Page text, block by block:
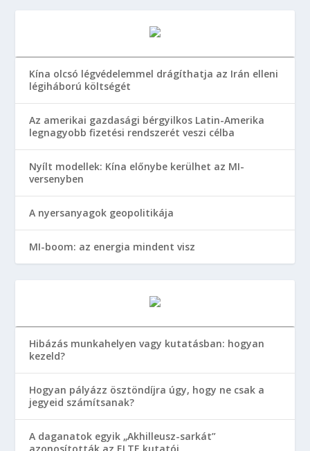
Kína olcsó légvédelemmel drágíthatja az Irán elleni
légiháború költségét
Az amerikai gazdasági bérgyilkos Latin-Amerika
legnagyobb fizetési rendszerét veszi célba
Nyílt modellek: Kína előnybe kerülhet az MI-
versenyben
A nyersanyagok geopolitikája
MI-boom: az energia mindent visz
Hibázás munkahelyen vagy kutatásban: hogyan
kezeld?
Hogyan pályázz ösztöndíjra úgy, hogy ne csak a
jegyeid számítsanak?
A daganatok egyik „Akhilleusz-sarkát”